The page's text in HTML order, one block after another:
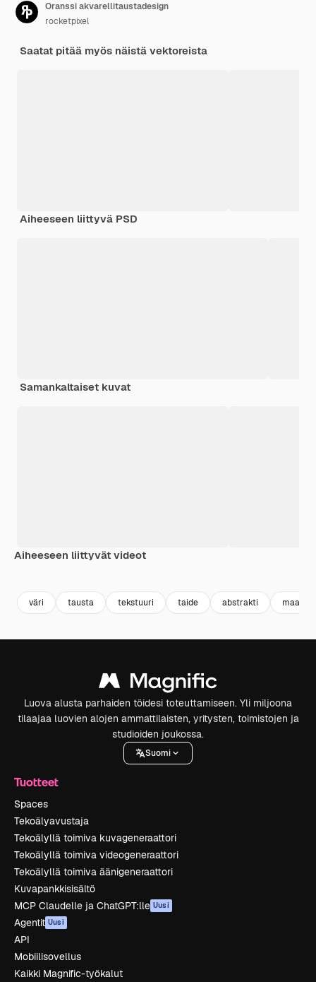
Oranssi akvarellitaustadesign
rocketpixel
Saatat pitää myös näistä vektoreista
Aiheeseen liittyvä PSD
Samankaltaiset kuvat
Aiheeseen liittyvät videot
väri tausta tekstuuri taide abstrakti
Luova alusta parhaiden töidesi toteuttamiseen. Yli miljoona
tilaajaa luovien alojen ammattilaisten, yritysten, toimistojen ja
studioiden joukossa.
Suomi
Tuotteet
Spaces
Tekoälyavustaja
Tekoälyllä toimiva kuvageneraattori
Tekoälyllä toimiva videogeneraattori
Tekoälyllä toimiva äänigeneraattori
Kuvapankkisisältö
MCP Claudelle ja ChatGPT:lle Uusi
Agentit Uusi
API
Mobiilisovellus
Kaikki Magnific-työkalut